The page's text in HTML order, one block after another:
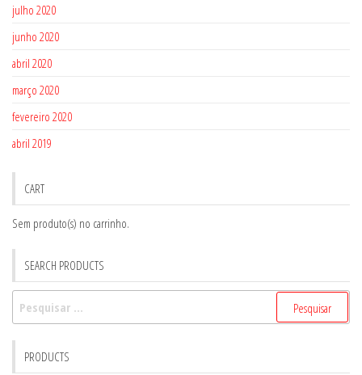
julho 2020
junho 2020
abril 2020
março 2020
fevereiro 2020
abril 2019
CART
Sem produto(s) no carrinho.
SEARCH PRODUCTS
PRODUCTS